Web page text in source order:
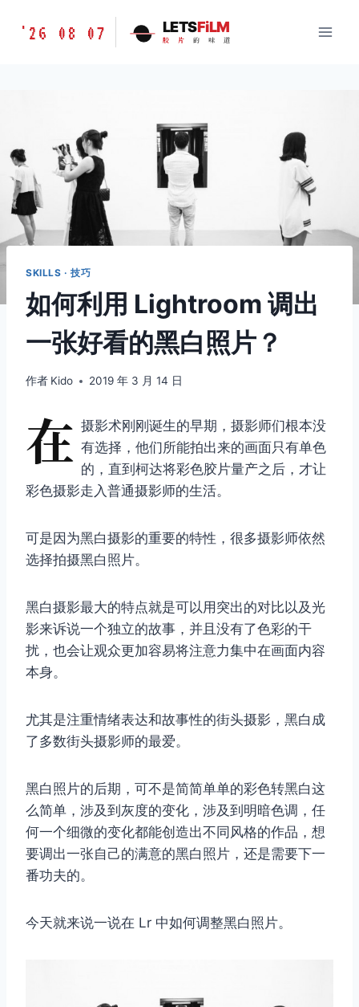
胶
LETSFILM
'26 08 07 LETSFiLM
胶 片 的 味 道
SKILLS · 技巧
如何利用 Lightroom 调出
一张好看的黑白照片？
作者 Kido 2019 年 3 月 14 日
在 摄影术刚刚诞生的早期，摄影师们根本没
有选择，他们所能拍出来的画面只有单色
的，直到柯达将彩色胶片量产之后，才让
彩色摄影走入普通摄影师的生活。
可是因为黑白摄影的重要的特性，很多摄影师依然
选择拍摄黑白照片。
黑白摄影最大的特点就是可以用突出的对比以及光
影来诉说一个独立的故事，并且没有了色彩的干
扰，也会让观众更加容易将注意力集中在画面内容
本身。
尤其是注重情绪表达和故事性的街头摄影，黑白成
了多数街头摄影师的最爱。
黑白照片的后期，可不是简简单单的彩色转黑白这
么简单，涉及到灰度的变化，涉及到明暗色调，任
何一个细微的变化都能创造出不同风格的作品，想
要调出一张自己的满意的黑白照片，还是需要下一
番功夫的。
今天就来说一说在 Lr 中如何调整黑白照片。